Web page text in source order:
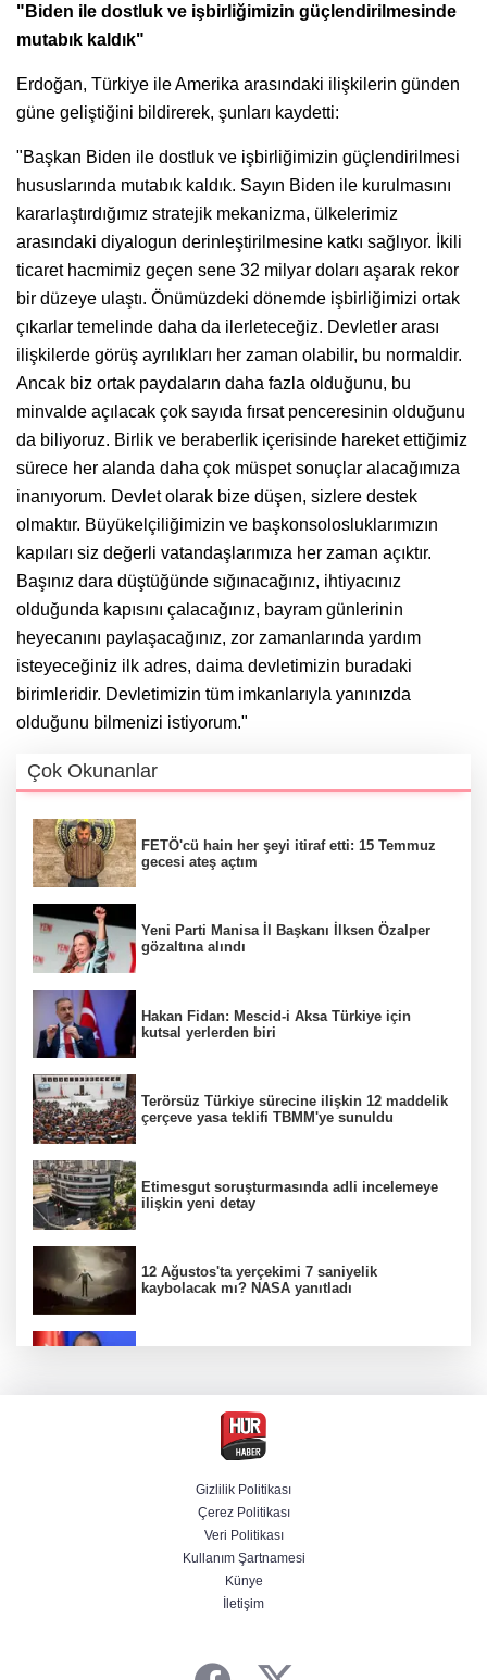
"Biden ile dostluk ve işbirliğimizin güçlendirilmesinde
mutabık kaldık"
Erdoğan, Türkiye ile Amerika arasındaki ilişkilerin günden
güne geliştiğini bildirerek, şunları kaydetti:
"Başkan Biden ile dostluk ve işbirliğimizin güçlendirilmesi
hususlarında mutabık kaldık. Sayın Biden ile kurulmasını
kararlaştırdığımız stratejik mekanizma, ülkelerimiz
arasındaki diyalogun derinleştirilmesine katkı sağlıyor. İkili
ticaret hacmimiz geçen sene 32 milyar doları aşarak rekor
bir düzeye ulaştı. Önümüzdeki dönemde işbirliğimizi ortak
çıkarlar temelinde daha da ilerleteceğiz. Devletler arası
ilişkilerde görüş ayrılıkları her zaman olabilir, bu normaldir.
Ancak biz ortak paydaların daha fazla olduğunu, bu
minvalde açılacak çok sayıda fırsat penceresinin olduğunu
da biliyoruz. Birlik ve beraberlik içerisinde hareket ettiğimiz
sürece her alanda daha çok müspet sonuçlar alacağımıza
inanıyorum. Devlet olarak bize düşen, sizlere destek
olmaktır. Büyükelçiliğimizin ve başkonsolosluklarımızın
kapıları siz değerli vatandaşlarımıza her zaman açıktır.
Başınız dara düştüğünde sığınacağınız, ihtiyacınız
olduğunda kapısını çalacağınız, bayram günlerinin
heyecanını paylaşacağınız, zor zamanlarında yardım
isteyeceğiniz ilk adres, daima devletimizin buradaki
birimleridir. Devletimizin tüm imkanlarıyla yanınızda
olduğunu bilmenizi istiyorum."
Çok Okunanlar
FETÖ'cü hain her şeyi itiraf etti: 15 Temmuz
gecesi ateş açtım
Yeni Parti Manisa İl Başkanı İlksen Özalper
gözaltına alındı
Hakan Fidan: Mescid-i Aksa Türkiye için
kutsal yerlerden biri
Terörsüz Türkiye sürecine ilişkin 12 maddelik
çerçeve yasa teklifi TBMM'ye sunuldu
Etimesgut soruşturmasında adli incelemeye
ilişkin yeni detay
12 Ağustos'ta yerçekimi 7 saniyelik
kaybolacak mı? NASA yanıtladı
Firari olarak aranıyordu! Menderes Belediye
Başkan Yardımcısı yakalandı
Cumhurbaşkanı Erdoğan'dan Terörsüz
Türkiye vurgusu
Serdal Adalı'dan Salah açıklaması!
Gizlilik Politikası
Çerez Politikası
Veri Politikası
Kullanım Şartnamesi
Künye
İletişim